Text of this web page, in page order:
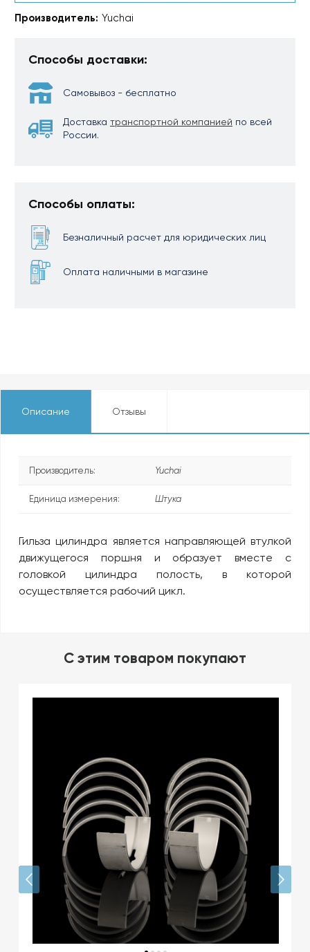
Производитель: Yuchai
Способы доставки:
Самовывоз - бесплатно
Доставка транспортной компанией по всей
России.
Способы оплаты:
Безналичный расчет для юридических лиц
Оплата наличными в магазине
Описание Отзывы
Производитель: Yuchai
Единица измерения: Штука
Гильза цилиндра является направляющей втулкой
движущегося поршня и образует вместе с
головкой цилиндра полость, в которой
осуществляется рабочий цикл.
C этим товаром покупают